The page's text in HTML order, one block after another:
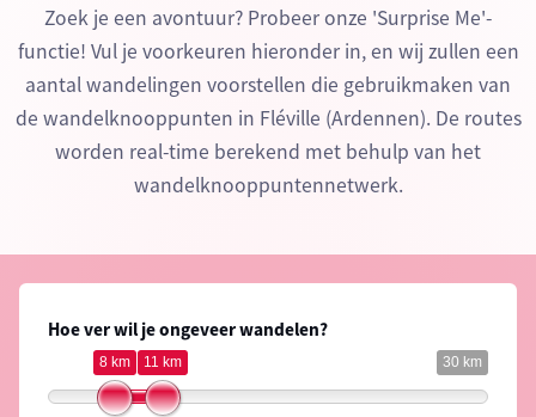
Zoek je een avontuur? Probeer onze 'Surprise Me'-
functie! Vul je voorkeuren hieronder in, en wij zullen een
aantal wandelingen voorstellen die gebruikmaken van
de wandelknooppunten in Fléville (Ardennen). De routes
worden real-time berekend met behulp van het
wandelknooppuntennetwerk.
Hoe ver wil je ongeveer wandelen?
30 km
8 km 11 km